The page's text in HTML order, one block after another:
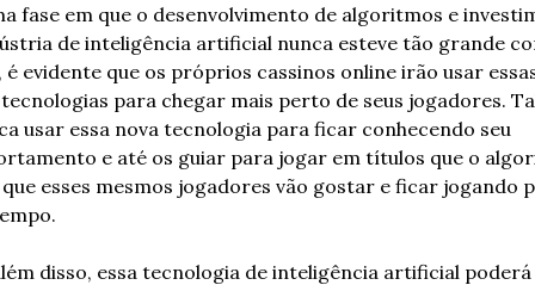
fase em que o desenvolvimento de algoritmos e
de inteligência artificial nunca esteve tão grande
é evidente que os próprios cassinos online irão usar
para chegar mais perto de seus jogadores.
usar essa nova tecnologia para ficar conhecendo seu
e até os guiar para jogar em títulos que o
esses mesmos jogadores vão gostar e ficar jogando
disso, essa tecnologia de inteligência artificial